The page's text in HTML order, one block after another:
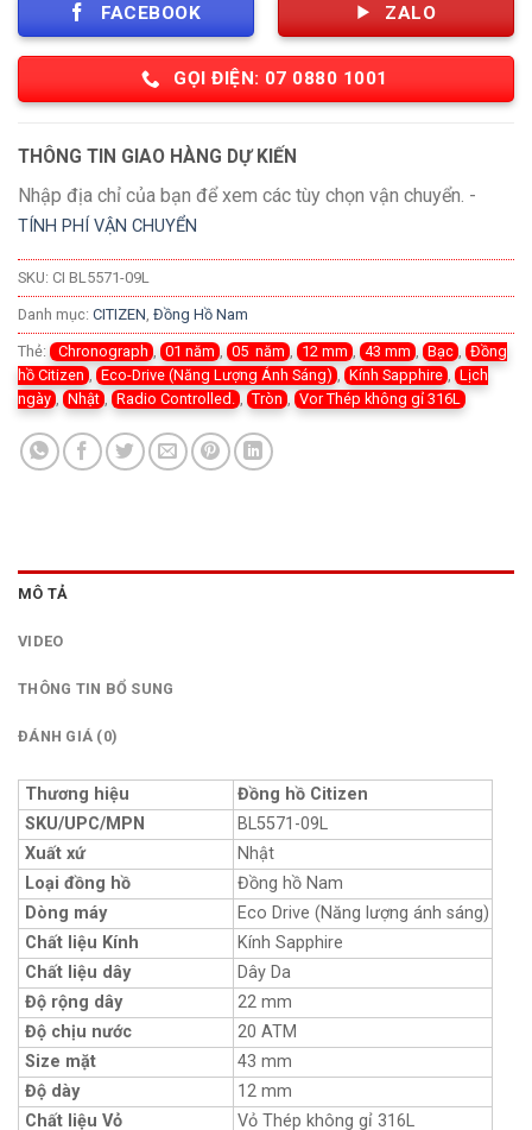
FACEBOOK ZALO
GỌI ĐIỆN: 07 0880 1001
THÔNG TIN GIAO HÀNG DỰ KIẾN
Nhập địa chỉ của bạn để xem các tùy chọn vận chuyển. -
TÍNH PHÍ VẬN CHUYỂN
SKU: CI BL5571-09L
Danh mục: CITIZEN Đồng Hồ Nam
Thẻ: Chronograph 01 năm 05 năm 12 mm 43 mm Bạc
Đồng
hồ Citizen
Eco-Drive (Năng Lượng Ánh Sáng) Kính Sapphire
Lịch
ngày
Nhật Radio Controlled. Tròn Vor Thép không gỉ 316L
MÔ TẢ
VIDEO
THÔNG TIN BỔ SUNG
ĐÁNH GIÁ (0)
Thương hiệu
Đồng hồ Citizen
SKU/UPC/MPN
BL5571-09L
Xuất xứ
Nhật
Loại đồng hồ
Đồng hồ Nam
Dòng máy
Eco Drive (Năng lượng ánh sáng)
Chất liệu Kính
Kính Sapphire
Chất liệu dây
Dây Da
Độ rộng dây
22 mm
Độ chịu nước
20 ATM
Size mặt
43 mm
Độ dày
12 mm
Chất liệu Vỏ
Vỏ Thép không gỉ 316L